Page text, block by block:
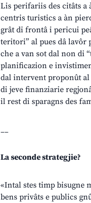
Lis perifariis des citâts
centris turistics a àn
grât di frontâ i pericui
teritori” al pues dâ lavôr
che a van sot dal non di
planificazion e
dal intervent proponût
di jeve finanziarie
il rest di sparagns des
__
La seconde strategjie?
«Intal stes timp bisugne
bens privâts e publics